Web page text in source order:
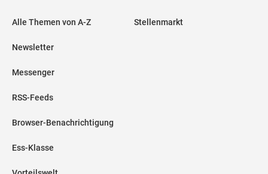
Alle Themen von A-Z
Newsletter
Messenger
RSS-Feeds
Browser-Benachrichtigung
Ess-Klasse
Stellenmarkt